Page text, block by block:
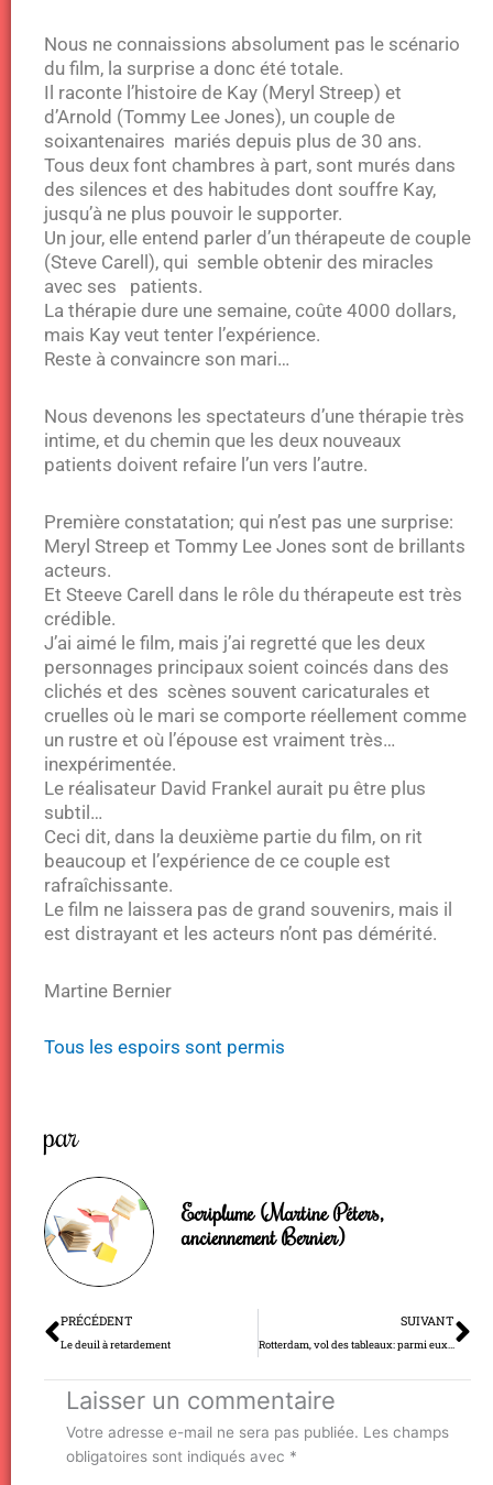
Nous ne connaissions absolument pas le scénario
du film, la surprise a donc été totale.
Il raconte l’histoire de Kay (Meryl Streep) et
d’Arnold (Tommy Lee Jones), un couple de
soixantenaires mariés depuis plus de 30 ans.
Tous deux font chambres à part, sont murés dans
des silences et des habitudes dont souffre Kay,
jusqu’à ne plus pouvoir le supporter.
Un jour, elle entend parler d’un thérapeute de couple
(Steve Carell), qui semble obtenir des miracles
avec ses patients.
La thérapie dure une semaine, coûte 4000 dollars,
mais Kay veut tenter l’expérience.
Reste à convaincre son mari…
Nous devenons les spectateurs d’une thérapie très
intime, et du chemin que les deux nouveaux
patients doivent refaire l’un vers l’autre.
Première constatation; qui n’est pas une surprise:
Meryl Streep et Tommy Lee Jones sont de brillants
acteurs.
Et Steeve Carell dans le rôle du thérapeute est très
crédible.
J’ai aimé le film, mais j’ai regretté que les deux
personnages principaux soient coincés dans des
clichés et des scènes souvent caricaturales et
cruelles où le mari se comporte réellement comme
un rustre et où l’épouse est vraiment très…
inexpérimentée.
Le réalisateur David Frankel aurait pu être plus
subtil…
Ceci dit, dans la deuxième partie du film, on rit
beaucoup et l’expérience de ce couple est
rafraîchissante.
Le film ne laissera pas de grand souvenirs, mais il
est distrayant et les acteurs n’ont pas démérité.
Martine Bernier
Tous les espoirs sont permis
par
Ecriplume (Martine Péters,
anciennement Bernier)
Précédent
PRÉCÉDENT
Le deuil à retardement
SUIVANT
Rotterdam, vol des tableaux: parmi eux, un chef-d'oeuvre de Monet…
Laisser un commentaire
Votre adresse e-mail ne sera pas publiée. Les champs
obligatoires sont indiqués avec *